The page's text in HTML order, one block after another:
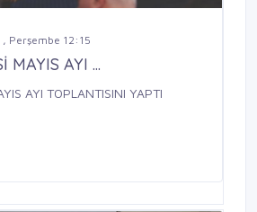
, Perşembe 12:15
MAYIS AYI ...
AYI TOPLANTISINI YAPTI